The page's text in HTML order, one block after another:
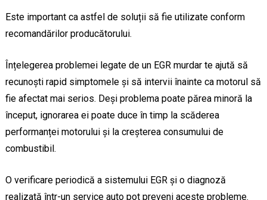
Este important ca astfel de soluții să fie utilizate conform
recomandărilor producătorului.
Înțelegerea problemei legate de un EGR murdar te ajută să
recunoști rapid simptomele și să intervii înainte ca motorul să
fie afectat mai serios. Deși problema poate părea minoră la
început, ignorarea ei poate duce în timp la scăderea
performanței motorului și la creșterea consumului de
combustibil.
O verificare periodică a sistemului EGR și o diagnoză
realizată într-un service auto pot preveni aceste probleme.